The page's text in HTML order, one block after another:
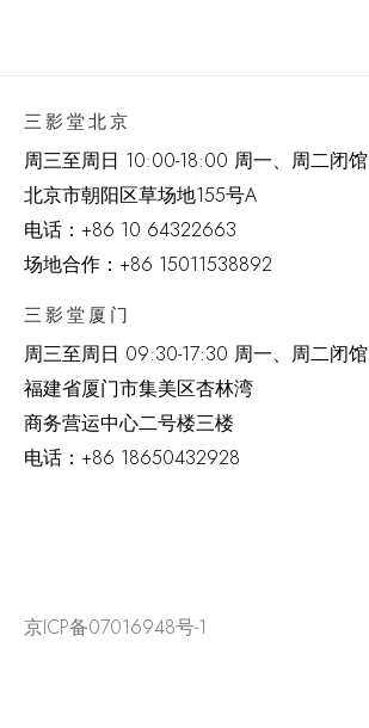
三影堂北京
周三至周日 10:00-18:00 周一、周二闭馆
北京市朝阳区草场地155号A
电话： +86 10 64322663
场地合作：+86 15011538892
三影堂厦门
周三至周日 09:30-17:30 周一、周二闭馆
福建省厦门市集美区杏林湾
商务营运中心二号楼三楼
电话： +86 18650432928
京ICP备07016948号-1